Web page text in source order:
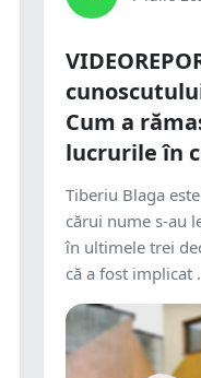
Cum a
lucrurile în
Tiberiu Blaga
cărui nume s-au
în ultimele trei
că a fost implicat